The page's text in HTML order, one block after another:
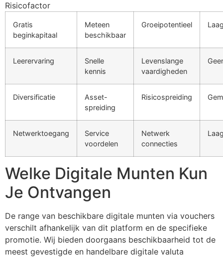
Risicofactor
Gratis
beginkapitaal
Meteen
beschikbaar
Groeipotentieel
Leerervaring
Snelle
kennis
Levenslange
vaardigheden
Diversificatie
Asset-
spreiding
Risicospreiding
Netwerktoegang
Service
voordelen
Netwerk
connecties
Welke Digitale Munten Kun
Je Ontvangen
De range van beschikbare digitale munten via vouchers
verschilt afhankelijk van dit platform en de specifieke
promotie. Wij bieden doorgaans beschikbaarheid tot de
meest gevestigde en handelbare digitale valuta